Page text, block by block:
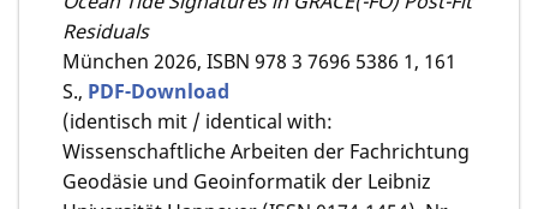
Residuals
München 2026, ISBN 978 3 7696 5386 1, 161
S., PDF-Download
(identisch mit / identical with:
Wissenschaftliche Arbeiten der Fachrichtung
Geodäsie und Geoinformatik der Leibniz